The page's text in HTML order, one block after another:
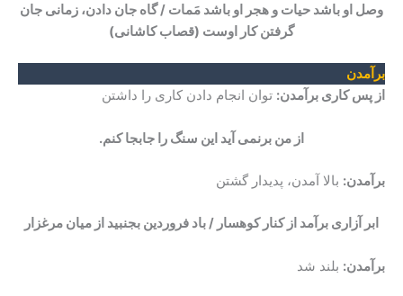
وصل او باشد حیات و هجر او باشد مَمات / گاه جان دادن، زمانی جان
گرفتن کار اوست (قصاب کاشانی)
برآمدن
از پس کاری برآمدن: توان انجام دادن کاری را داشتن
از من برنمی آید این سنگ را جابجا کنم.
برآمدن: بالا آمدن، پدیدار گشتن
ابر آزاری برآمد از کنار کوهسار / باد فروردین بجنبید از میان مرغزار
برآمدن: بلند شد